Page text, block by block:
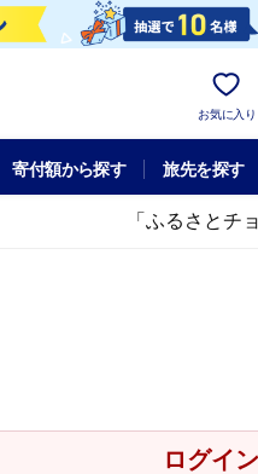
お気に入り
寄付額から探す 旅先を探す
「ふるさとチ
ログイ